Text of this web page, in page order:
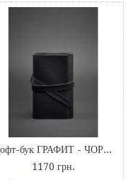
Софт-бук ГРАФИТ - ЧОРНИЙ
1170 грн.